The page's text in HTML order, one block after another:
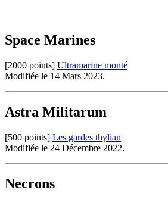
Space Marines
[2000 points] Ultramarine monté
Modifiée le 14 Mars 2023.
Astra Militarum
[500 points] Les gardes thylian
Modifiée le 24 Décembre 2022.
Necrons